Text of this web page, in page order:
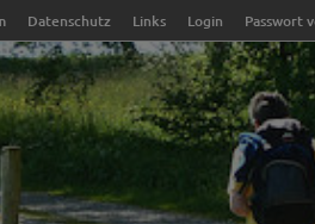
Datenschutz Links Login Passwort